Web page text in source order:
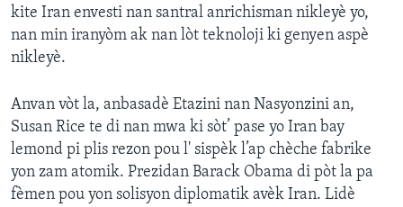
kite Iran envesti nan santral anrichisman nikleyè yo,
nan min iranyòm ak nan lòt teknoloji ki genyen aspè
nikleyè.
Anvan vòt la, anbasadè Etazini nan Nasyonzini an,
Susan Rice te di nan mwa ki sòt’ pase yo Iran bay
lemond pi plis rezon pou l' sispèk l’ap chèche fabrike
yon zam atomik. Prezidan Barack Obama di pòt la pa
fèmen pou yon solisyon diplomatik avèk Iran. Lidè